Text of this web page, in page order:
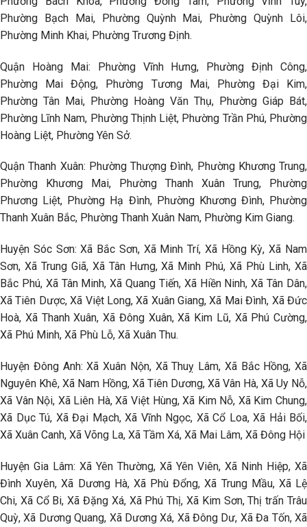
Phường Bạch Mai, Phường Quỳnh Mai, Phường Quỳnh Lôi,
Phường Minh Khai, Phường Trương Định.
Quận Hoàng Mai: Phường Vĩnh Hưng, Phường Định Công,
Phường Mai Động, Phường Tương Mai, Phường Đại Kim,
Phường Tân Mai, Phường Hoàng Văn Thụ, Phường Giáp Bát,
Phường Lĩnh Nam, Phường Thịnh Liệt, Phường Trần Phú, Phường
Hoàng Liệt, Phường Yên Sở.
Quận Thanh Xuân: Phường Thượng Đình, Phường Khương Trung,
Phường Khương Mai, Phường Thanh Xuân Trung, Phường
Phương Liệt, Phường Hạ Đình, Phường Khương Đình, Phường
Thanh Xuân Bắc, Phường Thanh Xuân Nam, Phường Kim Giang.
Huyện Sóc Sơn: Xã Bắc Sơn, Xã Minh Trí, Xã Hồng Kỳ, Xã Nam
Sơn, Xã Trung Giã, Xã Tân Hưng, Xã Minh Phú, Xã Phù Linh, Xã
Bắc Phú, Xã Tân Minh, Xã Quang Tiến, Xã Hiền Ninh, Xã Tân Dân,
Xã Tiên Dược, Xã Việt Long, Xã Xuân Giang, Xã Mai Đình, Xã Đức
Hoà, Xã Thanh Xuân, Xã Đông Xuân, Xã Kim Lũ, Xã Phú Cường,
Xã Phú Minh, Xã Phù Lỗ, Xã Xuân Thu.
Huyện Đông Anh: Xã Xuân Nộn, Xã Thuỵ Lâm, Xã Bắc Hồng, Xã
Nguyên Khê, Xã Nam Hồng, Xã Tiên Dương, Xã Vân Hà, Xã Uy Nỗ,
Xã Vân Nội, Xã Liên Hà, Xã Việt Hùng, Xã Kim Nỗ, Xã Kim Chung,
Xã Dục Tú, Xã Đại Mạch, Xã Vĩnh Ngọc, Xã Cổ Loa, Xã Hải Bối,
Xã Xuân Canh, Xã Võng La, Xã Tầm Xá, Xã Mai Lâm, Xã Đông Hội
Huyện Gia Lâm: Xã Yên Thường, Xã Yên Viên, Xã Ninh Hiệp, Xã
Đình Xuyên, Xã Dương Hà, Xã Phù Đổng, Xã Trung Mầu, Xã Lệ
Chi, Xã Cổ Bi, Xã Đặng Xá, Xã Phú Thị, Xã Kim Sơn, Thị trấn Trâu
Quỳ, Xã Dương Quang, Xã Dương Xá, Xã Đông Dư, Xã Đa Tốn, Xã